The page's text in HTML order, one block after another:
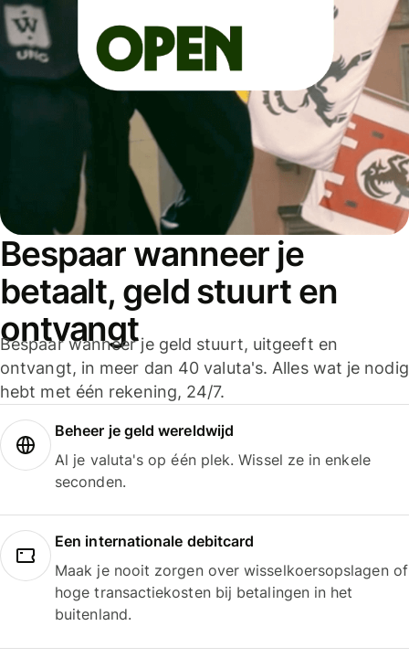
Bespaar wanneer je
betaalt, geld stuurt en
ontvangt
Bespaar wanneer je geld stuurt, uitgeeft en
ontvangt, in meer dan 40 valuta's. Alles wat je nodig
hebt met één rekening, 24/7.
Beheer je geld wereldwijd
Al je valuta's op één plek. Wissel ze in enkele
seconden.
Een internationale debitcard
Maak je nooit zorgen over wisselkoersopslagen of
hoge transactiekosten bij betalingen in het
buitenland.